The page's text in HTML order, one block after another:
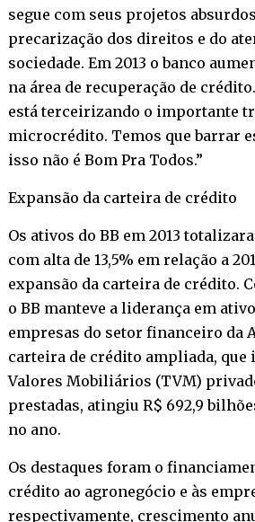
segue com seus projetos
precarização dos direitos e do
sociedade. Em 2013 o banco
na área de recuperação de
está terceirizando o importante
microcrédito. Temos que barrar
isso não é Bom Pra Todos.”
Expansão da carteira de crédito
Os ativos do BB em 2013
com alta de 13,5% em relação a
expansão da carteira de crédito.
o BB manteve a liderança em
empresas do setor financeiro da
carteira de crédito ampliada,
Valores Mobiliários (TVM)
prestadas, atingiu R$ 692,9
no ano.
Os destaques foram o
crédito ao agronegócio e às
respectivamente, crescimento